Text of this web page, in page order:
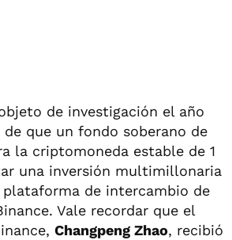
de investigación el año
de que un fondo soberano de
la criptomoneda estable de 1
una inversión multimillonaria
plataforma de intercambio de
Vale recordar que el
Changpeng Zhao, recibió